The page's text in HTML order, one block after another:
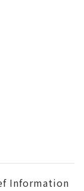
Information